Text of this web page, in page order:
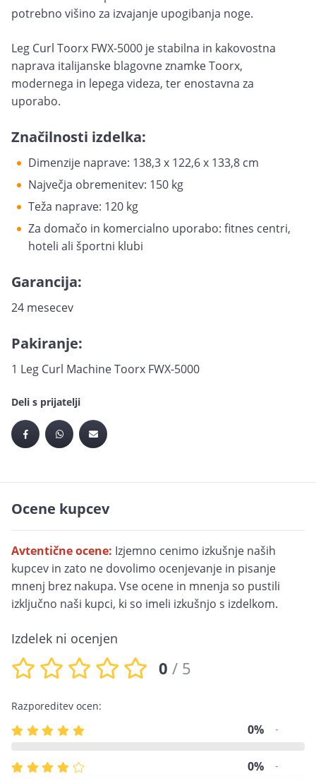
potrebno višino za izvajanje upogibanja noge.
Leg Curl Toorx FWX-5000 je stabilna in kakovostna
naprava italijanske blagovne znamke Toorx,
modernega in lepega videza, ter enostavna za
uporabo.
Značilnosti izdelka:
Dimenzije naprave: 138,3 x 122,6 x 133,8 cm
Največja obremenitev: 150 kg
Teža naprave: 120 kg
Za domačo in komercialno uporabo: fitnes centri,
hoteli ali športni klubi
Garancija:
24 mesecev
Pakiranje:
1 Leg Curl Machine Toorx FWX-5000
Deli s prijatelji
Ocene kupcev
Avtentične ocene: Izjemno cenimo izkušnje naših
kupcev in zato ne dovolimo ocenjevanje in pisanje
mnenj brez nakupa. Vse ocene in mnenja so pustili
izključno naši kupci, ki so imeli izkušnjo s izdelkom.
Izdelek ni ocenjen
0 / 5
Razporeditev ocen:
0% -
0% -